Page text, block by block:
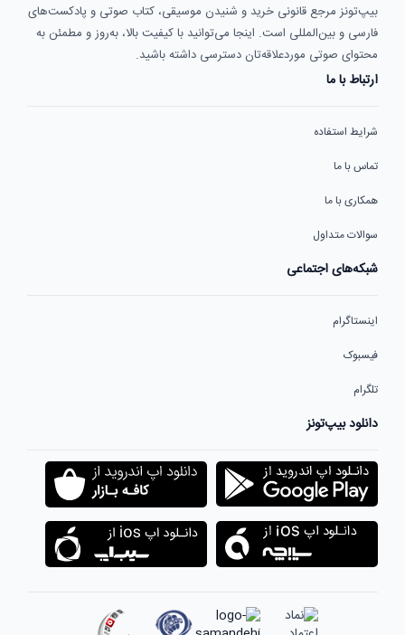
بیپ‌تونز مرجع قانونی خرید و شنیدن موسیقی، کتاب صوتی و پادکست‌های
فارسی و بین‌المللی است. اینجا می‌توانید با کیفیت بالا، به‌روز و مطمئن به
محتوای صوتی موردعلاقه‌تان دسترسی داشته باشید.
ارتباط با ما
شرایط استفاده
تماس با ما
همکاری با ما
سوالات متداول
شبکه‌های اجتماعی
اینستاگرام
فیسبوک
تلگرام
دانلود بیپ‌تونز